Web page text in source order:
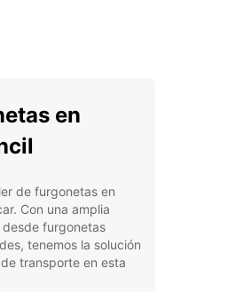
en
de furgonetas en
Con una amplia
furgonetas
tenemos la solución
transporte en esta